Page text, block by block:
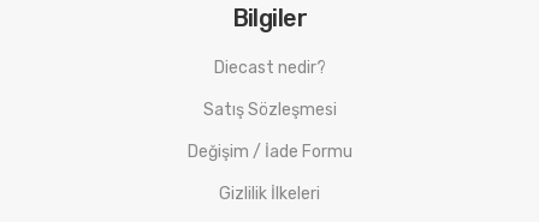
Bilgiler
Diecast nedir?
Satış Sözleşmesi
Değişim / İade Formu
Gizlilik İlkeleri